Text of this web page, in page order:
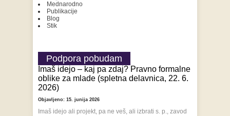
Mednarodno
Publikacije
Blog
Stik
Podpora pobudam
Imaš idejo – kaj pa zdaj? Pravno formalne
oblike za mlade (spletna delavnica, 22. 6.
2026)
Objavljeno: 15. junija 2026
Imaš idejo ali projekt, pa ne veš, ali izbrati s. p., zavod